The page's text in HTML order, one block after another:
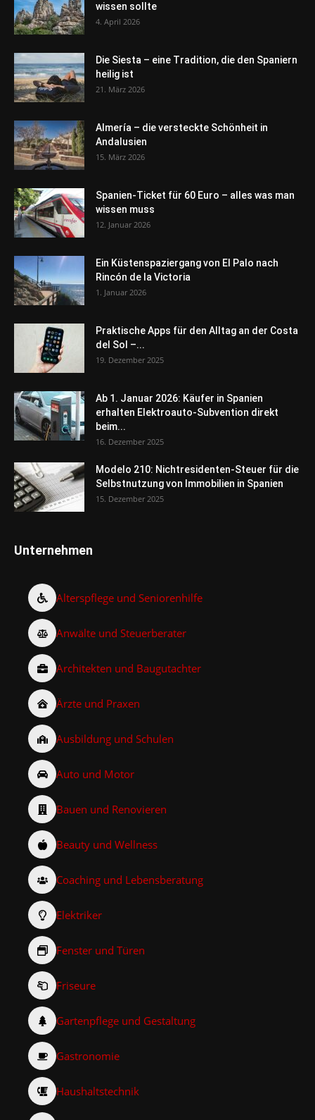
wissen sollte
4. April 2026
Die Siesta – eine Tradition, die den Spaniern
heilig ist
21. März 2026
Almería – die versteckte Schönheit in
Andalusien
15. März 2026
Spanien-Ticket für 60 Euro – alles was man
wissen muss
12. Januar 2026
Ein Küstenspaziergang von El Palo nach
Rincón de la Victoria
1. Januar 2026
Praktische Apps für den Alltag an der Costa
del Sol –...
19. Dezember 2025
Ab 1. Januar 2026: Käufer in Spanien
erhalten Elektroauto-Subvention direkt
beim...
16. Dezember 2025
Modelo 210: Nichtresidenten-Steuer für die
Selbstnutzung von Immobilien in Spanien
15. Dezember 2025
Unternehmen
Alterspflege und Seniorenhilfe
Anwälte und Steuerberater
Architekten und Baugutachter
Ärzte und Praxen
Ausbildung und Schulen
Auto und Motor
Bauen und Renovieren
Beauty und Wellness
Coaching und Lebensberatung
Elektriker
Fenster und Türen
Friseure
Gartenpflege und Gestaltung
Gastronomie
Haushaltstechnik